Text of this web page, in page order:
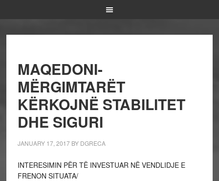
MAQEDONI-
MËRGIMTARËT
KËRKOJNË STABILITET
DHE SIGURI
JANUARY 17, 2017BY DGRECA
INTERESIMIN PËR TË INVESTUAR NË VENDLIDJE E
FRENON SITUATA/